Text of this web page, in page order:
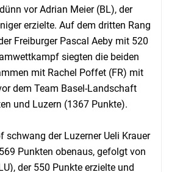
vor Adrian Meier (BL), der
er­zielte. Auf dem dritten Rang
Freiburger Pascal Aeby mit 520
siegten die beiden
mit Rachel Poffet (FR) mit
dem Team Basel-Landschaft
und Luzern (1367 Punkte).
schwang der Luzerner Ueli Krauer
Punkten obenaus, gefolgt von
der 550 Punkte erzielte und